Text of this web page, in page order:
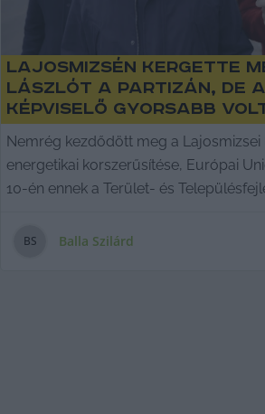
Lajosmizsén kergette
Lászlót a Partizán, de
képviselő gyorsabb
Nemrég kezdődött meg a Lajosmizsei
energetikai korszerűsítése, Európai
10-én ennek a Terület- és
BS Balla Szilárd